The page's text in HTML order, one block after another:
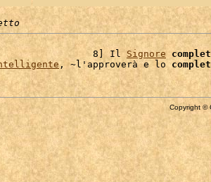
8] Il Signore
, ~l'approverà e lo
Copyright ©